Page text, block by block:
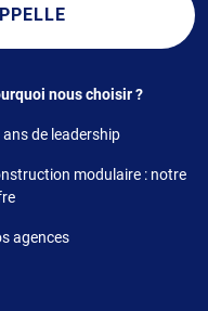
2 nous choisir ?
ans de leadership
modulaire : notre
agences